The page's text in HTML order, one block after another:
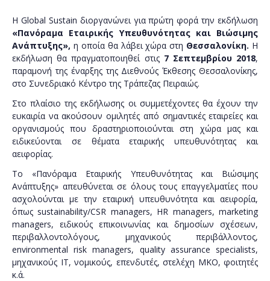
H Global Sustain διοργανώνει για πρώτη φορά την εκδήλωση
«Πανόραμα Εταιρικής Υπευθυνότητας και Βιώσιμης
Ανάπτυξης», η οποία θα λάβει χώρα στη Θεσσαλονίκη. Η
εκδήλωση θα πραγματοποιηθεί στις 7 Σεπτεμβρίου 2018,
παραμονή της έναρξης της Διεθνούς Έκθεσης Θεσσαλονίκης,
στο Συνεδριακό Κέντρο της Τράπεζας Πειραιώς.
Στο πλαίσιο της εκδήλωσης οι συμμετέχοντες θα έχουν την
ευκαιρία να ακούσουν ομιλητές από σημαντικές εταιρείες και
οργανισμούς που δραστηριοποιούνται στη χώρα μας και
ειδικεύονται σε θέματα εταιρικής υπευθυνότητας και
αειφορίας.
Το «Πανόραμα Εταιρικής Υπευθυνότητας και Βιώσιμης
Ανάπτυξης» απευθύνεται σε όλους τους επαγγελματίες που
ασχολούνται με την εταιρική υπευθυνότητα και αειφορία,
όπως sustainability/CSR managers, HR managers, marketing
managers, ειδικούς επικοινωνίας και δημοσίων σχέσεων,
περιβαλλοντολόγους, μηχανικούς περιβάλλοντος,
environmental risk managers, quality assurance specialists,
μηχανικούς ΙΤ, νομικούς, επενδυτές, στελέχη MKO, φοιτητές
κ.ά.